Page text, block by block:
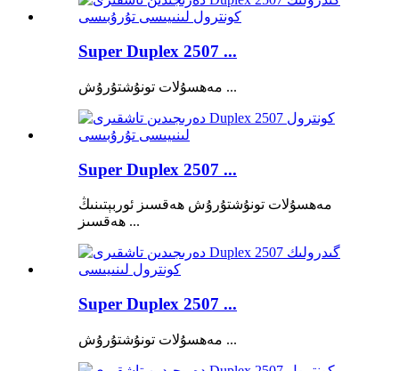
Super Duplex 2507 ...
مەھسۇلات تونۇشتۇرۇش ...
Super Duplex 2507 ...
مەھسۇلات تونۇشتۇرۇش ھەقسىز ئوربېتىنىڭ
ھەقسىز ...
Super Duplex 2507 ...
مەھسۇلات تونۇشتۇرۇش ...